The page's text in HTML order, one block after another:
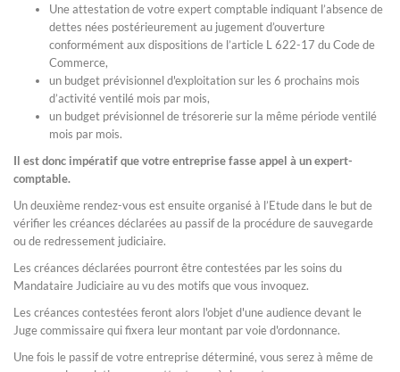
Une attestation de votre expert comptable indiquant l’absence de
dettes nées postérieurement au jugement d’ouverture
conformément aux dispositions de l’article L 622-17 du Code de
Commerce,
un budget prévisionnel d'exploitation sur les 6 prochains mois
d’activité ventilé mois par mois,
un budget prévisionnel de trésorerie sur la même période ventilé
mois par mois.
Il est donc impératif que votre entreprise fasse appel à un expert-
comptable.
Un deuxième rendez-vous est ensuite organisé à l’Etude dans le but de
vérifier les créances déclarées au passif de la procédure de sauvegarde
ou de redressement judiciaire.
Les créances déclarées pourront être contestées par les soins du
Mandataire Judiciaire au vu des motifs que vous invoquez.
Les créances contestées feront alors l'objet d'une audience devant le
Juge commissaire qui fixera leur montant par voie d'ordonnance.
Une fois le passif de votre entreprise déterminé, vous serez à même de